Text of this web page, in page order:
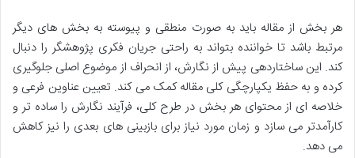
هر بخش از مقاله باید به صورت منطقی و پیوسته به بخش های دیگر
مرتبط باشد تا خواننده بتواند به راحتی جریان فکری پژوهشگر را دنبال
کند. این ساختاردهی پیش از نگارش، از انحراف از موضوع اصلی جلوگیری
کرده و به حفظ یکپارچگی کلی مقاله کمک می کند. تعیین عناوین فرعی و
خلاصه ای از محتوای هر بخش در طرح کلی، فرآیند نگارش را ساده تر و
کارآمدتر می سازد و زمان مورد نیاز برای بازبینی های بعدی را نیز کاهش
می دهد.